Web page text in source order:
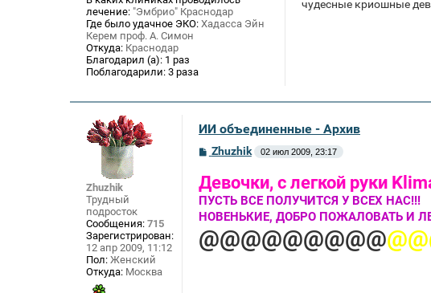
лечение: "Эмбрио" Краснодар
Где было удачное ЭКО: Хадасса Эйн
Керем проф. А. Симон
Откуда: Краснодар
Благодарил (а): 1 раз
Поблагодарили: 3 раза
чудесные криошные
Zhuzhik
Трудный
подросток
Сообщения: 715
Зарегистрирован:
12 апр 2009, 11:12
Пол: Женский
Откуда: Москва
ИИ объединенные - Архив
С
б
щ
е
н
и
е
Zhuzhik 02 июл 2009, 23:17
Девочки, с легкой руки
ПУСТЬ ВСЕ ПОЛУЧИТСЯ У ВСЕХ НАС!!!
НОВЕНЬКИЕ, ДОБРО ПОЖАЛОВАТЬ И
@@@@@@@@@